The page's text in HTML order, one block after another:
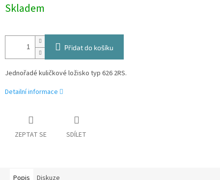
cena:
Skladem
Přidat do košíku
Jednořadé kuličkové ložisko typ 626 2RS.
Detailní informace
ZEPTAT SE SDÍLET